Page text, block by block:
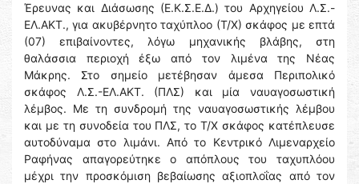
Έρευνας και Διάσωσης (Ε.Κ.Σ.Ε.Δ.) του Αρχηγείου Λ.Σ.-
ΕΛ.ΑΚΤ., για ακυβέρνητο ταχύπλοο (Τ/Χ) σκάφος με επτά
(07) επιβαίνοντες, λόγω μηχανικής βλάβης, στη
θαλάσσια περιοχή έξω από τον λιμένα της Νέας
Mάκρης. Στο σημείο μετέβησαν άμεσα Περιπολικό
σκάφος Λ.Σ.-ΕΛ.ΑΚΤ. (ΠΛΣ) και μία ναυαγοσωστική
λέμβος. Με τη συνδρομή της ναυαγοσωστικής λέμβου
και με τη συνοδεία του ΠΛΣ, το Τ/Χ σκάφος κατέπλευσε
αυτοδύναμα στο λιμάνι. Από το Κεντρικό Λιμεναρχείο
Ραφήνας απαγορεύτηκε ο απόπλους του ταχυπλόου
μέχρι την προσκόμιση βεβαίωσης αξιοπλοΐας από τον